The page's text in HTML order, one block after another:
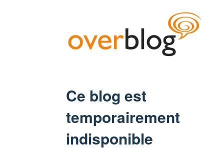
Ce blog est
temporairement
indisponible